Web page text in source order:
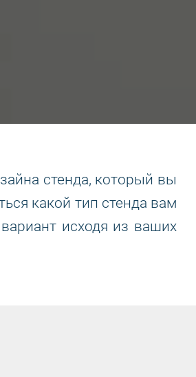
стенда, который вы
какой тип стенда вам
исходя из ваших